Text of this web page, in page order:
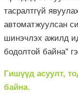
тасралтгүй
автоматжуулсан
шинэчлэх ажилд
бодолтой байна”
Гишүүд асуулт,
байна.